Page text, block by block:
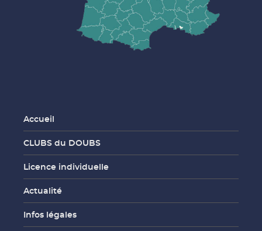
Accueil
CLUBS du DOUBS
Licence individuelle
Actualité
Infos légales